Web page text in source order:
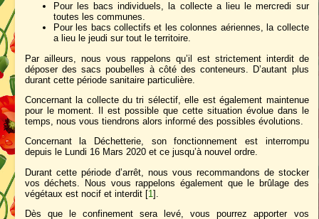
Pour les bacs individuels, la collecte a lieu le mercredi sur
toutes les communes.
Pour les bacs collectifs et les colonnes aériennes, la collecte
a lieu le jeudi sur tout le territoire.
Par ailleurs, nous vous rappelons qu’il est strictement interdit de
déposer des sacs poubelles à côté des conteneurs. D’autant plus
durant cette période sanitaire particulière.
Concernant la collecte du tri sélectif, elle est également maintenue
pour le moment. Il est possible que cette situation évolue dans le
temps, nous vous tiendrons alors informé des possibles évolutions.
Concernant la Déchetterie, son fonctionnement est interrompu
depuis le Lundi 16 Mars 2020 et ce jusqu’à nouvel ordre.
Durant cette période d’arrêt, nous vous recommandons de stocker
vos déchets. Nous vous rappelons également que le brûlage des
végétaux est nocif et interdit[1]
Dès que le confinement sera levé, vous pourrez apporter vos